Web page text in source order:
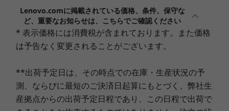
NVIDIA®GeForce®RTX™ 3050 Laptop GPUは、
クリエイティブ アプリで AI アクセラレーション
を体験し、NVIDIA Studio プラットフォームが提
を強化します。 AMD Radeon™ 780M グラフィ
ックスは、最先端のビジュアルと高 FPS ゲーミン
グに対応、パフォーマンスの高いモバイル プラ
1TB (PCIe NVMe/M.2)
512GB (PCIe NVMe/M.2)
ディスプレイ
ト、最大10.74億色、16:10、DisplayHDR 500 True
Black、120Hz) 、光沢あり
ビデオ・チップ
USB 3.2 Gen1
-HDMI
-USB 3.2 Gen2 Type-C
Lenovo.comに掲載されている価格、条件、保守な
ど、重要なお知らせは、こちらでご確認ください
* 表示価格には消費税が含まれております。また価格
は予告なく変更されることがございます。
**出荷予定日は、その時点での在庫・生産状況の予
測、ならびに最短のご決済日起算にもとづく、弊社生
産拠点からの出荷予定日程であり、この日程で出荷で